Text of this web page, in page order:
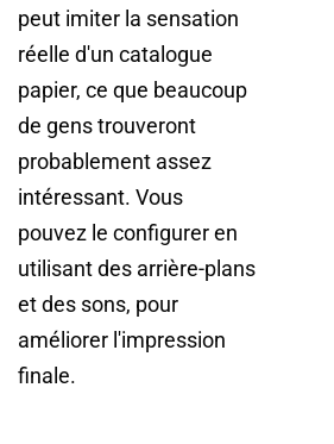
peut imiter la sensation
réelle d'un catalogue
papier, ce que beaucoup
de gens trouveront
probablement assez
intéressant. Vous
pouvez le configurer en
utilisant des arrière-plans
et des sons, pour
améliorer l'impression
finale.